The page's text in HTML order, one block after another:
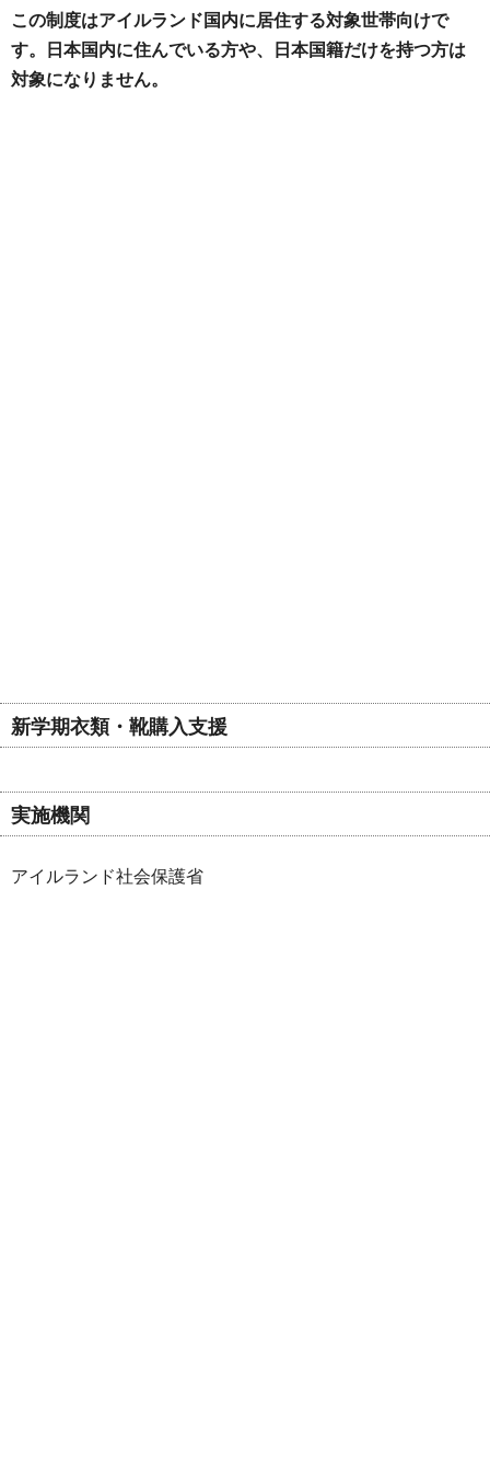
この制度はアイルランド国内に居住する対象世帯向けで
す。日本国内に住んでいる方や、日本国籍だけを持つ方は
対象になりません。
新学期衣類・靴購入支援
実施機関
アイルランド社会保護省